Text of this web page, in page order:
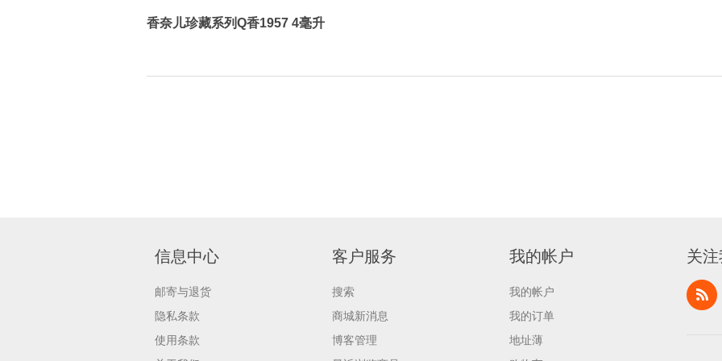
香奈儿珍藏系列Q香1957 4毫升
信息中心
邮寄与退货
隐私条款
使用条款
客户服务
搜索
商城新消息
博客管理
我的帐户
我的帐户
我的订单
地址薄
关